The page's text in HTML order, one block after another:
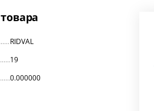
RIDVAL
19
0.000000